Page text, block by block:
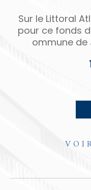
Bourgenay,
u calme, les
plage à